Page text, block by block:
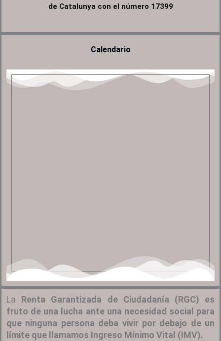
de Catalunya con el número 17399
Calendario
La Renta Garantizada de Ciudadanía (RGC) es
fruto de una lucha ante una necesidad social para
que ninguna persona deba vivir por debajo de un
límite que llamamos Ingreso Mínimo Vital (IMV).